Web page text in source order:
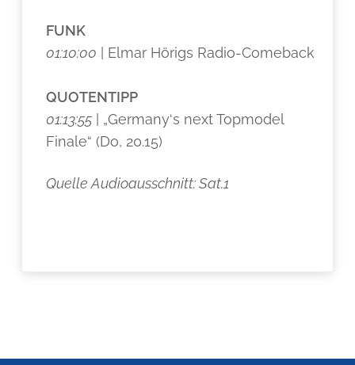
FUNK
01:10:00 | Elmar Hörigs Radio-Comeback
QUOTENTIPP
01:13:55 | „Germany‘s next Topmodel
Finale“ (Do, 20.15)
Quelle Audioausschnitt: Sat.1